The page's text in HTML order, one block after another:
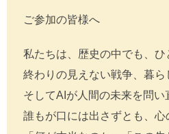
ご参加の皆様へ
私たちは、歴史の中でも、ひ
終わりの見えない戦争、暮ら
そしてAIが人間の未来を問い
誰もが口には出さずとも、心